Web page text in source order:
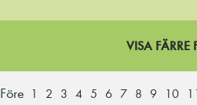
VISA FÄRRE
Före 1 2 3 4 5 6 7 8 9 10